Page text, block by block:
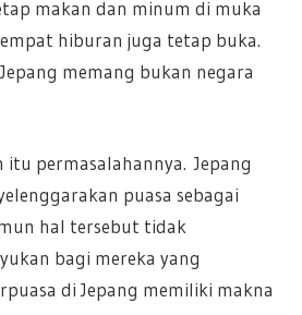
makan dan minum di muka
hiburan juga tetap buka.
memang bukan negara
permasalahannya. Jepang
puasa sebagai
hal tersebut tidak
bagi mereka yang
di Jepang memiliki makna